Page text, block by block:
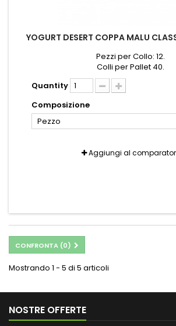
YOGURT DESERT COPPA MALU
Pezzi per Collo: 12.
Colli per Pallet 40.
Quantity
Composizione
Pezzo
Aggiungi al
CONFRONTA (0)
Mostrando 1 - 5 di 5 articoli
NOSTRE OFFERTE